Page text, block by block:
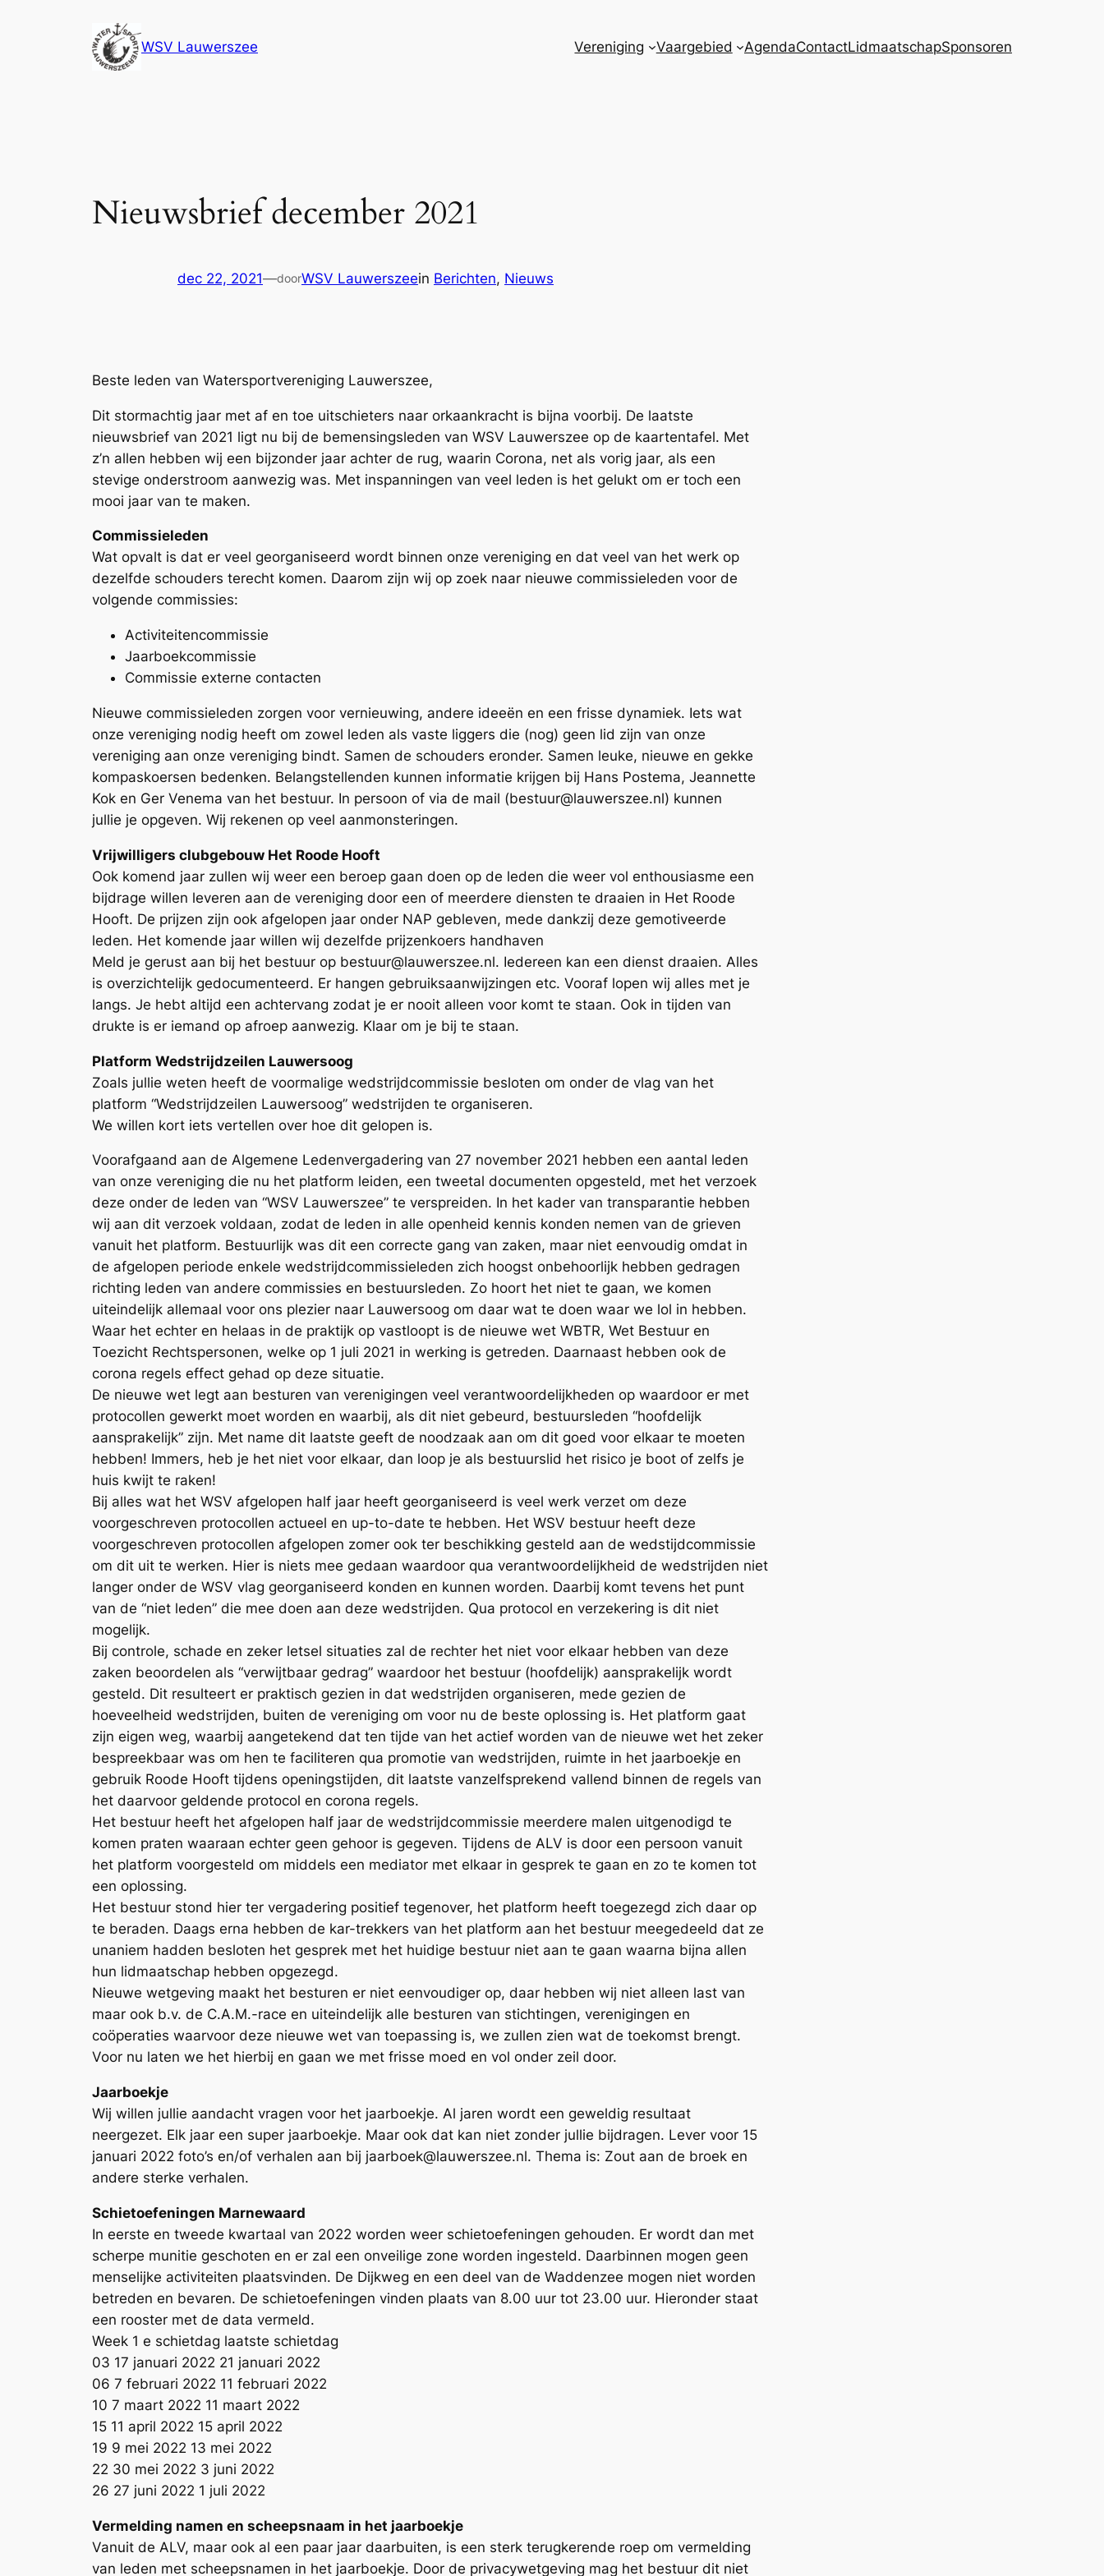
WSV Lauwerszee Vereniging Vaargebied AgendaContactLidmaatschapSponsoren
Nieuwsbrief december 2021
dec 22, 2021—doorWSV Lauwerszeein Berichten, Nieuws
Beste leden van Watersportvereniging Lauwerszee,
Dit stormachtig jaar met af en toe uitschieters naar orkaankracht is bijna voorbij. De laatste
nieuwsbrief van 2021 ligt nu bij de bemensingsleden van WSV Lauwerszee op de kaartentafel. Met
z’n allen hebben wij een bijzonder jaar achter de rug, waarin Corona, net als vorig jaar, als een
stevige onderstroom aanwezig was. Met inspanningen van veel leden is het gelukt om er toch een
mooi jaar van te maken.
Commissieleden
Wat opvalt is dat er veel georganiseerd wordt binnen onze vereniging en dat veel van het werk op
dezelfde schouders terecht komen. Daarom zijn wij op zoek naar nieuwe commissieleden voor de
volgende commissies:
Activiteitencommissie
Jaarboekcommissie
Commissie externe contacten
Nieuwe commissieleden zorgen voor vernieuwing, andere ideeën en een frisse dynamiek. Iets wat
onze vereniging nodig heeft om zowel leden als vaste liggers die (nog) geen lid zijn van onze
vereniging aan onze vereniging bindt. Samen de schouders eronder. Samen leuke, nieuwe en gekke
kompaskoersen bedenken. Belangstellenden kunnen informatie krijgen bij Hans Postema, Jeannette
Kok en Ger Venema van het bestuur. In persoon of via de mail (bestuur@lauwerszee.nl) kunnen
jullie je opgeven. Wij rekenen op veel aanmonsteringen.
Vrijwilligers clubgebouw Het Roode Hooft
Ook komend jaar zullen wij weer een beroep gaan doen op de leden die weer vol enthousiasme een
bijdrage willen leveren aan de vereniging door een of meerdere diensten te draaien in Het Roode
Hooft. De prijzen zijn ook afgelopen jaar onder NAP gebleven, mede dankzij deze gemotiveerde
leden. Het komende jaar willen wij dezelfde prijzenkoers handhaven
Meld je gerust aan bij het bestuur op bestuur@lauwerszee.nl. Iedereen kan een dienst draaien. Alles
is overzichtelijk gedocumenteerd. Er hangen gebruiksaanwijzingen etc. Vooraf lopen wij alles met je
langs. Je hebt altijd een achtervang zodat je er nooit alleen voor komt te staan. Ook in tijden van
drukte is er iemand op afroep aanwezig. Klaar om je bij te staan.
Platform Wedstrijdzeilen Lauwersoog
Zoals jullie weten heeft de voormalige wedstrijdcommissie besloten om onder de vlag van het
platform “Wedstrijdzeilen Lauwersoog” wedstrijden te organiseren.
We willen kort iets vertellen over hoe dit gelopen is.
Voorafgaand aan de Algemene Ledenvergadering van 27 november 2021 hebben een aantal leden
van onze vereniging die nu het platform leiden, een tweetal documenten opgesteld, met het verzoek
deze onder de leden van “WSV Lauwerszee” te verspreiden. In het kader van transparantie hebben
wij aan dit verzoek voldaan, zodat de leden in alle openheid kennis konden nemen van de grieven
vanuit het platform. Bestuurlijk was dit een correcte gang van zaken, maar niet eenvoudig omdat in
de afgelopen periode enkele wedstrijdcommissieleden zich hoogst onbehoorlijk hebben gedragen
richting leden van andere commissies en bestuursleden. Zo hoort het niet te gaan, we komen
uiteindelijk allemaal voor ons plezier naar Lauwersoog om daar wat te doen waar we lol in hebben.
Waar het echter en helaas in de praktijk op vastloopt is de nieuwe wet WBTR, Wet Bestuur en
Toezicht Rechtspersonen, welke op 1 juli 2021 in werking is getreden. Daarnaast hebben ook de
corona regels effect gehad op deze situatie.
De nieuwe wet legt aan besturen van verenigingen veel verantwoordelijkheden op waardoor er met
protocollen gewerkt moet worden en waarbij, als dit niet gebeurd, bestuursleden “hoofdelijk
aansprakelijk” zijn. Met name dit laatste geeft de noodzaak aan om dit goed voor elkaar te moeten
hebben! Immers, heb je het niet voor elkaar, dan loop je als bestuurslid het risico je boot of zelfs je
huis kwijt te raken!
Bij alles wat het WSV afgelopen half jaar heeft georganiseerd is veel werk verzet om deze
voorgeschreven protocollen actueel en up-to-date te hebben. Het WSV bestuur heeft deze
voorgeschreven protocollen afgelopen zomer ook ter beschikking gesteld aan de wedstijdcommissie
om dit uit te werken. Hier is niets mee gedaan waardoor qua verantwoordelijkheid de wedstrijden niet
langer onder de WSV vlag georganiseerd konden en kunnen worden. Daarbij komt tevens het punt
van de “niet leden” die mee doen aan deze wedstrijden. Qua protocol en verzekering is dit niet
mogelijk.
Bij controle, schade en zeker letsel situaties zal de rechter het niet voor elkaar hebben van deze
zaken beoordelen als “verwijtbaar gedrag” waardoor het bestuur (hoofdelijk) aansprakelijk wordt
gesteld. Dit resulteert er praktisch gezien in dat wedstrijden organiseren, mede gezien de
hoeveelheid wedstrijden, buiten de vereniging om voor nu de beste oplossing is. Het platform gaat
zijn eigen weg, waarbij aangetekend dat ten tijde van het actief worden van de nieuwe wet het zeker
bespreekbaar was om hen te faciliteren qua promotie van wedstrijden, ruimte in het jaarboekje en
gebruik Roode Hooft tijdens openingstijden, dit laatste vanzelfsprekend vallend binnen de regels van
het daarvoor geldende protocol en corona regels.
Het bestuur heeft het afgelopen half jaar de wedstrijdcommissie meerdere malen uitgenodigd te
komen praten waaraan echter geen gehoor is gegeven. Tijdens de ALV is door een persoon vanuit
het platform voorgesteld om middels een mediator met elkaar in gesprek te gaan en zo te komen tot
een oplossing.
Het bestuur stond hier ter vergadering positief tegenover, het platform heeft toegezegd zich daar op
te beraden. Daags erna hebben de kar-trekkers van het platform aan het bestuur meegedeeld dat ze
unaniem hadden besloten het gesprek met het huidige bestuur niet aan te gaan waarna bijna allen
hun lidmaatschap hebben opgezegd.
Nieuwe wetgeving maakt het besturen er niet eenvoudiger op, daar hebben wij niet alleen last van
maar ook b.v. de C.A.M.-race en uiteindelijk alle besturen van stichtingen, verenigingen en
coöperaties waarvoor deze nieuwe wet van toepassing is, we zullen zien wat de toekomst brengt.
Voor nu laten we het hierbij en gaan we met frisse moed en vol onder zeil door.
Jaarboekje
Wij willen jullie aandacht vragen voor het jaarboekje. Al jaren wordt een geweldig resultaat
neergezet. Elk jaar een super jaarboekje. Maar ook dat kan niet zonder jullie bijdragen. Lever voor 15
januari 2022 foto’s en/of verhalen aan bij jaarboek@lauwerszee.nl. Thema is: Zout aan de broek en
andere sterke verhalen.
Schietoefeningen Marnewaard
In eerste en tweede kwartaal van 2022 worden weer schietoefeningen gehouden. Er wordt dan met
scherpe munitie geschoten en er zal een onveilige zone worden ingesteld. Daarbinnen mogen geen
menselijke activiteiten plaatsvinden. De Dijkweg en een deel van de Waddenzee mogen niet worden
betreden en bevaren. De schietoefeningen vinden plaats van 8.00 uur tot 23.00 uur. Hieronder staat
een rooster met de data vermeld.
Week 1 e schietdag laatste schietdag
03 17 januari 2022 21 januari 2022
06 7 februari 2022 11 februari 2022
10 7 maart 2022 11 maart 2022
15 11 april 2022 15 april 2022
19 9 mei 2022 13 mei 2022
22 30 mei 2022 3 juni 2022
26 27 juni 2022 1 juli 2022
Vermelding namen en scheepsnaam in het jaarboekje
Vanuit de ALV, maar ook al een paar jaar daarbuiten, is een sterk terugkerende roep om vermelding
van leden met scheepsnamen in het jaarboekje. Door de privacywetgeving mag het bestuur dit niet